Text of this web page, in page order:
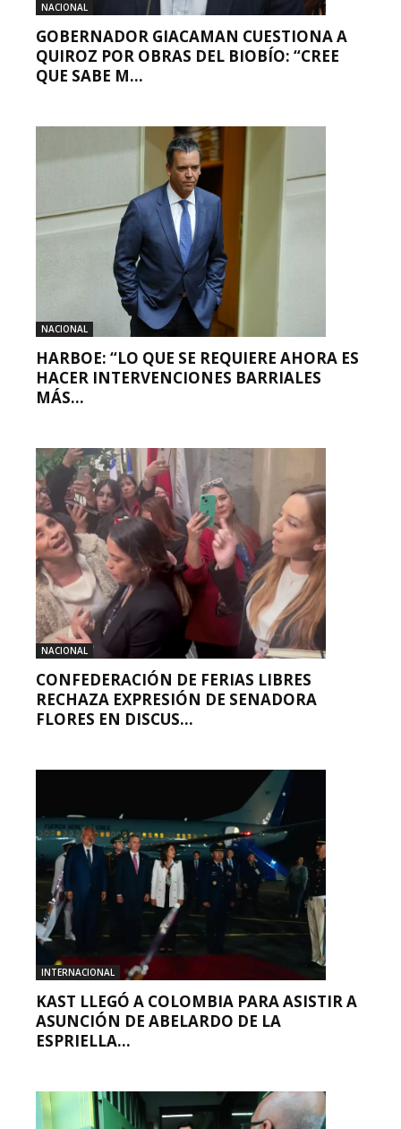
NACIONAL
GOBERNADOR GIACAMAN CUESTIONA A
QUIROZ POR OBRAS DEL BIOBÍO: “CREE
QUE SABE M...
NACIONAL
HARBOE: “LO QUE SE REQUIERE AHORA ES
HACER INTERVENCIONES BARRIALES
MÁS...
NACIONAL
CONFEDERACIÓN DE FERIAS LIBRES
RECHAZA EXPRESIÓN DE SENADORA
FLORES EN DISCUS...
INTERNACIONAL
KAST LLEGÓ A COLOMBIA PARA ASISTIR A
ASUNCIÓN DE ABELARDO DE LA
ESPRIELLA...